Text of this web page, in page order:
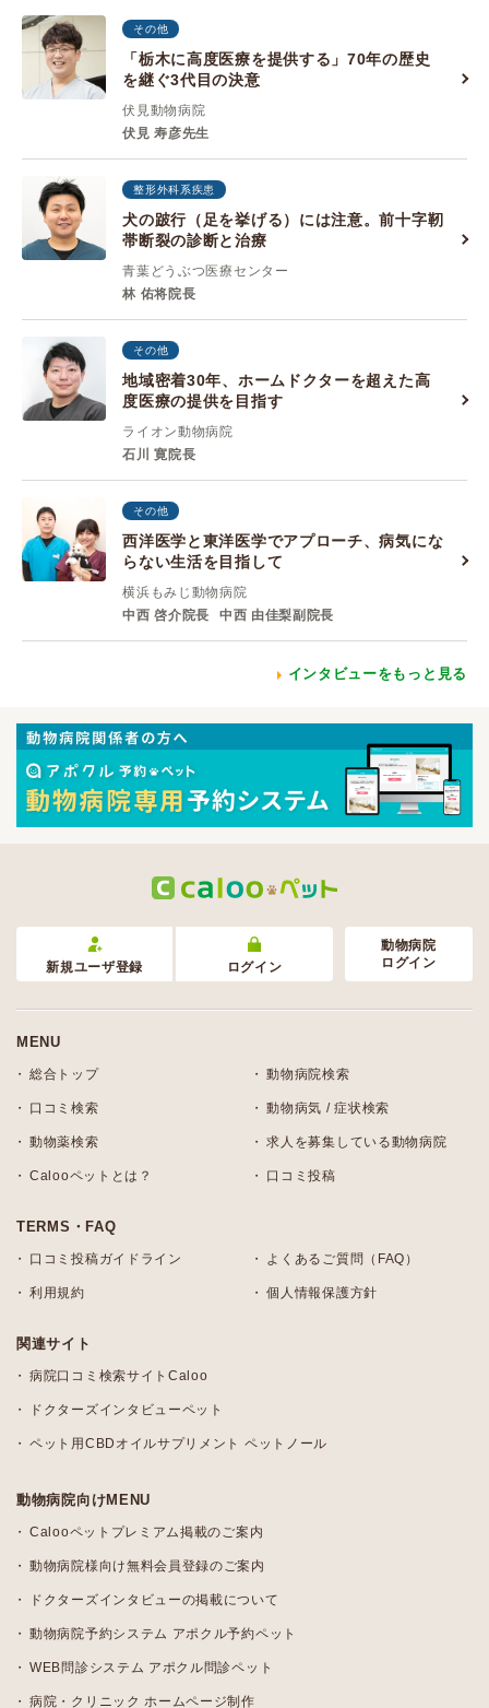
その他
「栃木に高度医療を提供する」70年の歴史
を継ぐ3代目の決意
伏見動物病院
伏見 寿彦先生
整形外科系疾患
犬の跛行（足を挙げる）には注意。前十字靭
帯断裂の診断と治療
青葉どうぶつ医療センター
林 佑将院長
その他
地域密着30年、ホームドクターを超えた高
度医療の提供を目指す
ライオン動物病院
石川 寛院長
その他
西洋医学と東洋医学でアプローチ、病気にな
らない生活を目指して
横浜もみじ動物病院
中西 啓介院長
中西 由佳梨副院長
インタビューをもっと見る
新規ユーザ登録 ログイン
動物病院
ログイン
MENU
総合トップ 動物病院検索
口コミ検索 動物病気 / 症状検索
動物薬検索 求人を募集している動物病院
Calooペットとは？ 口コミ投稿
TERMS・FAQ
口コミ投稿ガイドライン よくあるご質問（FAQ）
利用規約 個人情報保護方針
関連サイト
病院口コミ検索サイトCaloo
ドクターズインタビューペット
ペット用CBDオイルサプリメント ペットノール
動物病院向けMENU
Calooペットプレミアム掲載のご案内
動物病院様向け無料会員登録のご案内
ドクターズインタビューの掲載について
動物病院予約システム アポクル予約ペット
WEB問診システム アポクル問診ペット
病院・クリニック ホームページ制作